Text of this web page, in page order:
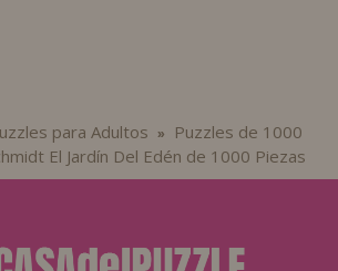
para Adultos »
Puzzles de 1000
El Jardín Del Edén de 1000 Piezas